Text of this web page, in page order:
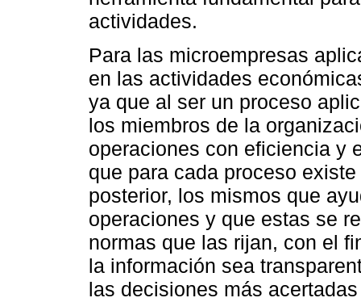
actividades.
Para las microempresas
en las actividades
ya que al ser un proceso
los miembros de la
operaciones con eficiencia y
que para cada proceso
posterior, los mismos que
operaciones y que estas se
normas que las rijan, con el
la información sea
las decisiones más